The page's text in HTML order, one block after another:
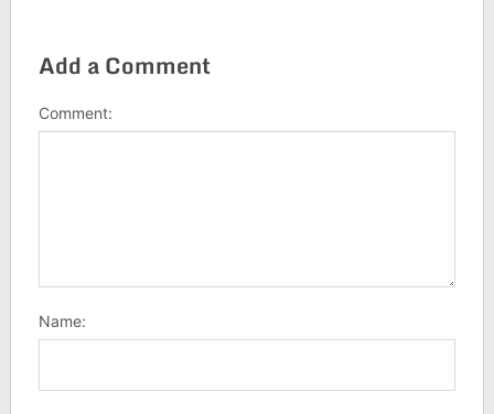
Add a Comment
Comment:
Name: